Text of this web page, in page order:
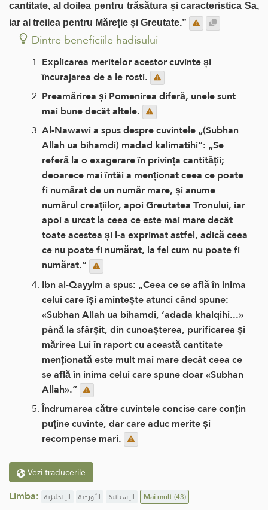
cantitate, al doilea pentru trăsătura și caracteristica Sa,
iar al treilea pentru Măreție și Greutate.”
Dintre beneficiile hadisului
Explicarea meritelor acestor cuvinte și
încurajarea de a le rosti.
Preamărirea și Pomenirea diferă, unele sunt
mai bune decât altele.
Al-Nawawi a spus despre cuvintele „(Subhan
Allah ua bihamdi) madad kalimatihi”: „Se
referă la o exagerare în privința cantității;
deoarece mai întâi a menționat ceea ce poate
fi numărat de un număr mare, și anume
numărul creațiilor, apoi Greutatea Tronului, iar
apoi a urcat la ceea ce este mai mare decât
toate acestea și l-a exprimat astfel, adică ceea
ce nu poate fi numărat, la fel cum nu poate fi
numărat.”
Ibn al-Qayyim a spus: „Ceea ce se află în inima
celui care își amintește atunci când spune:
«Subhan Allah ua bihamdi, ‘adada khalqihi...»
până la sfârșit, din cunoașterea, purificarea și
mărirea Lui în raport cu această cantitate
menționată este mult mai mare decât ceea ce
se află în inima celui care spune doar «Subhan
Allah».”
Îndrumarea către cuvintele concise care conțin
puține cuvinte, dar care aduc merite și
recompense mari.
Vezi traducerile
Limba: الإنجليزية الأوردية الإسبانية Mai mult(43)